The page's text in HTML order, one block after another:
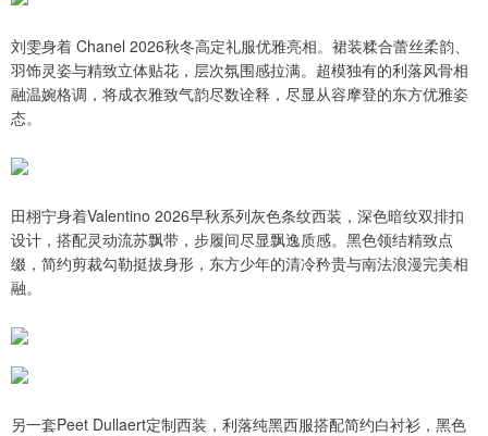
刘雯身着 Chanel 2026秋冬高定礼服优雅亮相。裙装糅合蕾丝柔韵、
羽饰灵姿与精致立体贴花，层次氛围感拉满。超模独有的利落风骨相
融温婉格调，将成衣雅致气韵尽数诠释，尽显从容摩登的东方优雅姿
态。
田栩宁身着Valentino 2026早秋系列灰色条纹西装，深色暗纹双排扣
设计，搭配灵动流苏飘带，步履间尽显飘逸质感。黑色领结精致点
缀，简约剪裁勾勒挺拔身形，东方少年的清冷矜贵与南法浪漫完美相
融。
另一套Peet Dullaert定制西装，利落纯黑西服搭配简约白衬衫，黑色